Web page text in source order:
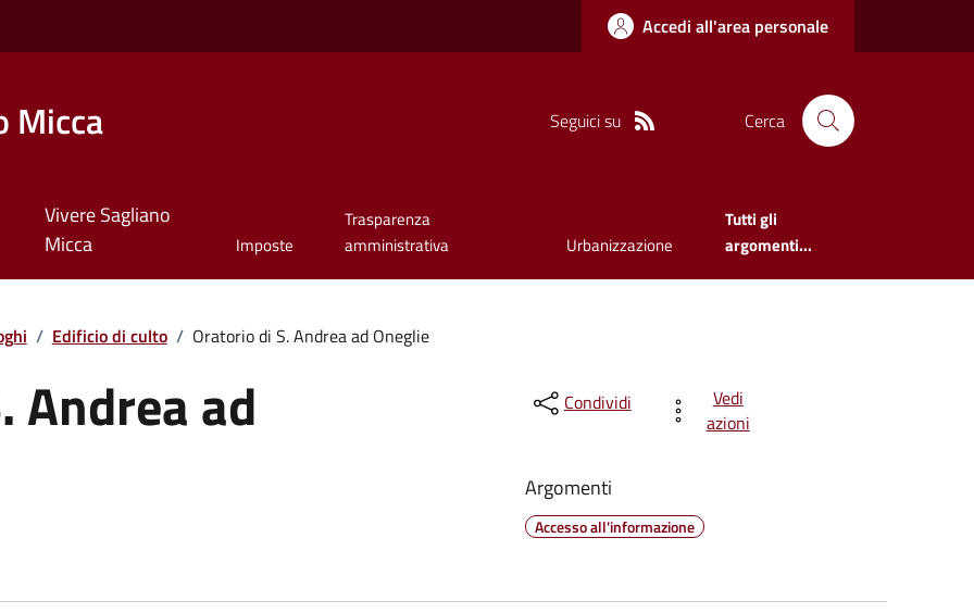
Accedi all'area personale
Micca Seguici su Cerca
Vivere Sagliano
Micca
Imposte
Trasparenza
amministrativa
Urbanizzazione
Tutti gli
argomenti...
/ Edificio di culto / Oratorio di S. Andrea ad Oneglie
Andrea ad Condividi
Vedi
azioni
Argomenti
Accesso all'informazione